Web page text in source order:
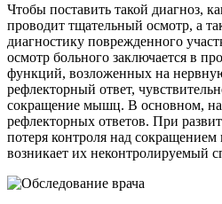
Чтобы поставить такой диагноз,
проводит тщательный осмотр, а
диагностику поврежденного
осмотр больного заключается в
функций, возложенных на
рефлекторный ответ,
сокращение мышц. В основном,
рефлекторных ответов. При
потеря контроля над
возникает их неконтролируемый